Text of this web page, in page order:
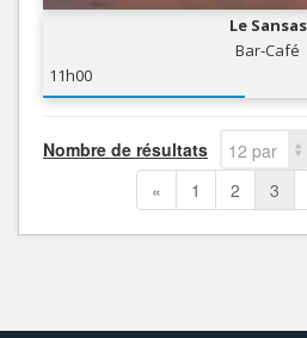
Le Sansas
Bar-Café
11h00
Nombre de résultats
12 par
page
« 1 2 3